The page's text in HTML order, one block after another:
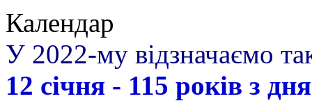
Календар
У 2022-му відзначаємо
12 січня - 115 років з